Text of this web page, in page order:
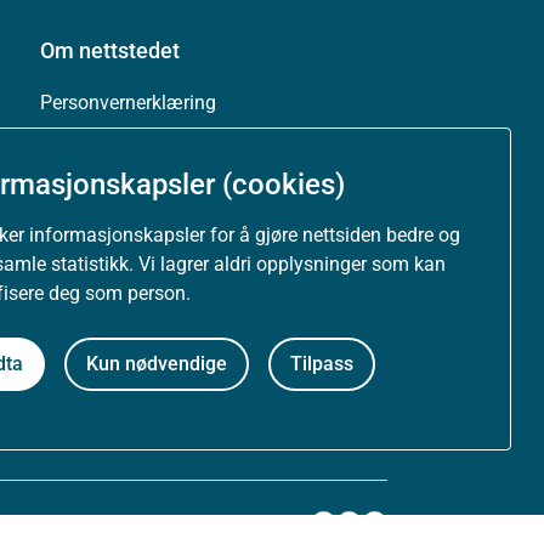
(cookies)
informasjonskapsler for å gjøre nettsiden bedre og
statistikk. Vi lagrer aldri opplysninger som kan
deg som person.
Kun nødvendige Tilpass
Om nettstedet
Personvernerklæring
Besøksstatistikk og informasjonskapsler
Nyhetsvarsel og abonnement
Åpne data (API)